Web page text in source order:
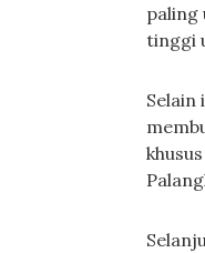
paling
tinggi
Selain